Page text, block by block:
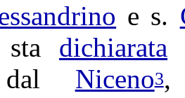
e s.
dichiarata
Niceno3